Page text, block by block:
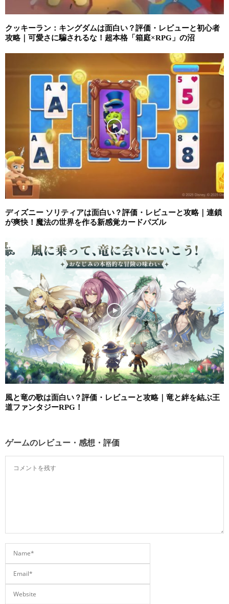
クッキーラン：キングダムは面白い？評価・レビューと初心者
攻略｜可愛さに騙されるな！超本格「箱庭×RPG」の沼
ディズニー ソリティアは面白い？評価・レビューと攻略｜連鎖
が爽快！魔法の世界を作る新感覚カードパズル
風と竜の歌は面白い？評価・レビューと攻略｜竜と絆を結ぶ王
道ファンタジーRPG！
ゲームのレビュー・感想・評価